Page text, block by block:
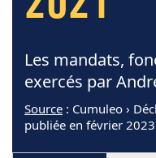
Les mandats,
exercés par
Source : Cumuleo ›
publiée en février 2023